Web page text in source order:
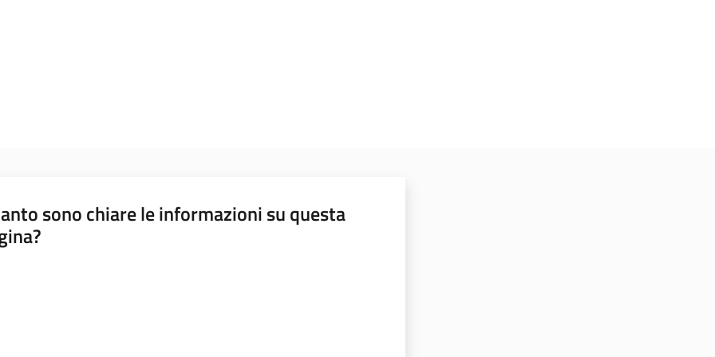
sono chiare le informazioni su questa